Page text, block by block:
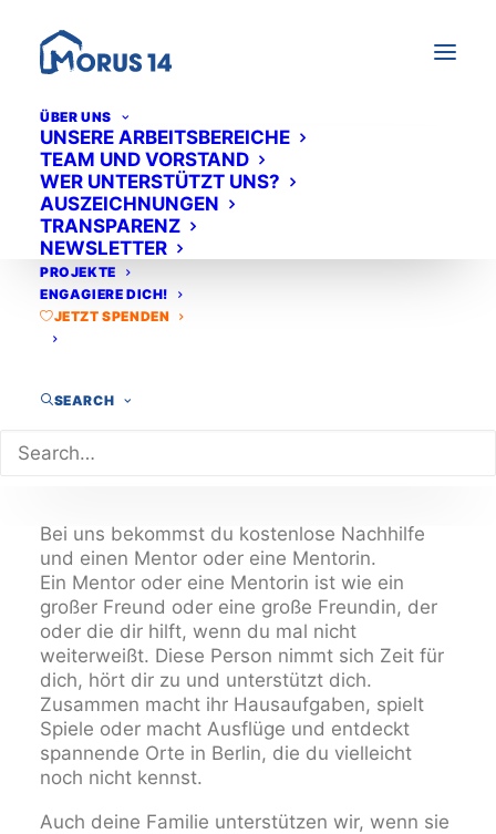
ÜBER UNS
UNSERE ARBEITSBEREICHE
TEAM UND VORSTAND
WER UNTERSTÜTZT UNS?
AUSZEICHNUNGEN
TRANSPARENZ
NEWSLETTER
PROJEKTE
ENGAGIERE DICH!
JETZT SPENDEN
SEARCH
Für Schüler:innen
Bei MORUS 14 sind wir da um dir zu helfen, in
der Schule besser zu werden und deine
Bei uns bekommst du kostenlose Nachhilfe
und einen Mentor oder eine Mentorin.
Ein Mentor oder eine Mentorin ist wie ein
großer Freund oder eine große Freundin, der
oder die dir hilft, wenn du mal nicht
weiterweißt. Diese Person nimmt sich Zeit für
dich, hört dir zu und unterstützt dich.
Zusammen macht ihr Hausaufgaben, spielt
Spiele oder macht Ausflüge und entdeckt
spannende Orte in Berlin, die du vielleicht
noch nicht kennst.
Auch deine Familie unterstützen wir, wenn sie